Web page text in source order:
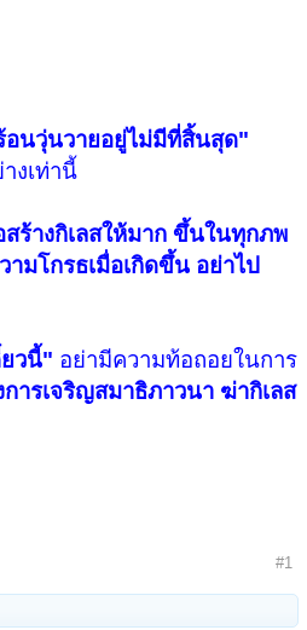
อนวุ่นวายอยู่ไม่มีที่สิ้นสุด"
งเท่านี้
สร้างกิเลสให้มาก ขึ้นในทุกภพ
ามโกรธเมื่อเกิดขึ้น อย่าไป
ยวนี้" อย่ามีความท้อถอยในการ
ารเจริญสมาธิภาวนา ฆ่ากิเลส
#1